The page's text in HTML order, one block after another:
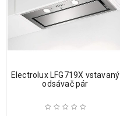
Electrolux LFG719X vstavaný
odsávač pár